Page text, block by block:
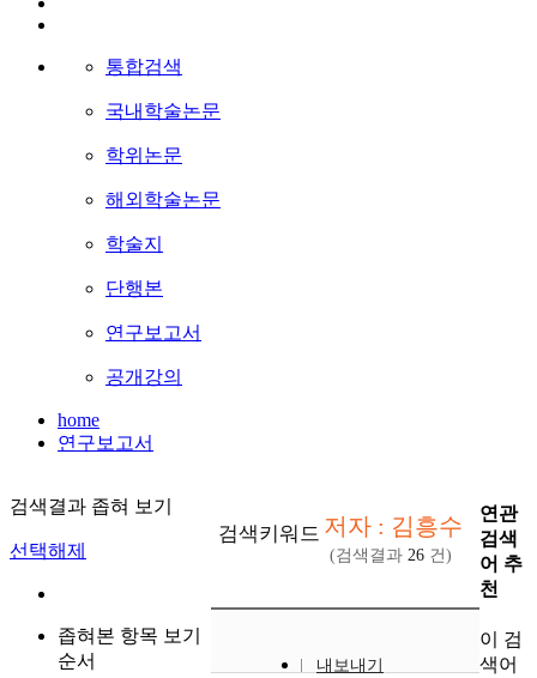
통합검색
국내학술논문
학위논문
해외학술논문
학술지
단행본
연구보고서
공개강의
home
연구보고서
검색결과 좁혀 보기
선택해제
좁혀본 항목 보기
순서
검색키워드 저자 : 김흥수
(검색결과 26 건)
내보내기
연관
검색
어 추
천
이 검
색어